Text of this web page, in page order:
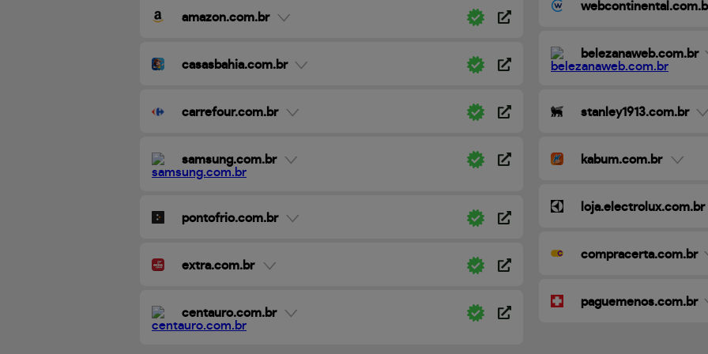
amazon.com.br
casasbahia.com.br
carrefour.com.br
samsung.com.br
pontofrio.com.br
extra.com.br
centauro.com.br
belezanaweb.com.br
stanley1913.com.br
kabum.com.br
loja.electrolux.com.br
compracerta.com.br
paguemenos.com.br